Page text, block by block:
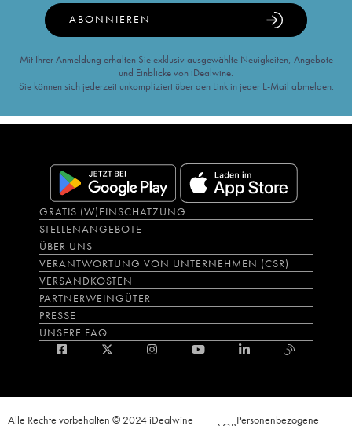
ABONNIEREN
Mit Ihrer Anmeldung erhalten Sie exklusiv ausgewählte Neuigkeiten, Angebote
und Einblicke von iDealwine.
Sie können sich jederzeit unkompliziert über den Link in jeder E-Mail abmelden.
GRATIS (W)EINSCHÄTZUNG
STELLENANGEBOTE
ÜBER UNS
VERANTWORTUNG VON UNTERNEHMEN (CSR)
VERSANDKOSTEN
PARTNERWEINGÜTER
PRESSE
UNSERE FAQ
Alle Rechte vorbehalten © 2024 iDealwine Personenbezogene